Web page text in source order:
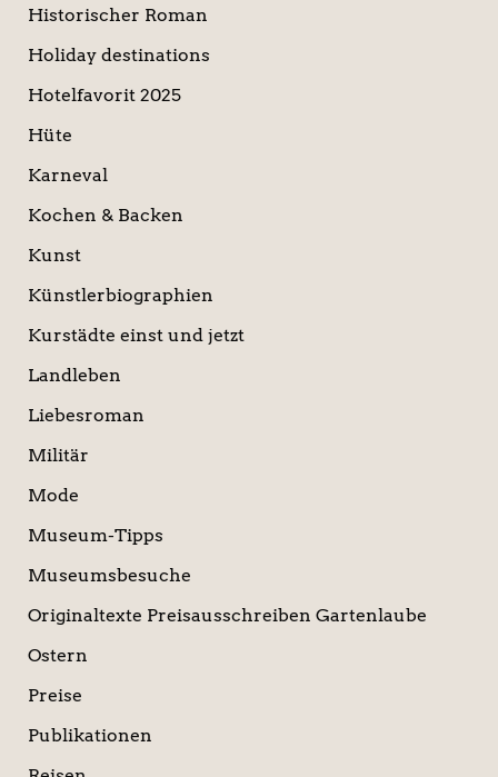
Historischer Roman
Holiday destinations
Hotelfavorit 2025
Hüte
Karneval
Kochen & Backen
Kunst
Künstlerbiographien
Kurstädte einst und jetzt
Landleben
Liebesroman
Militär
Mode
Museum-Tipps
Museumsbesuche
Originaltexte Preisausschreiben Gartenlaube
Ostern
Preise
Publikationen